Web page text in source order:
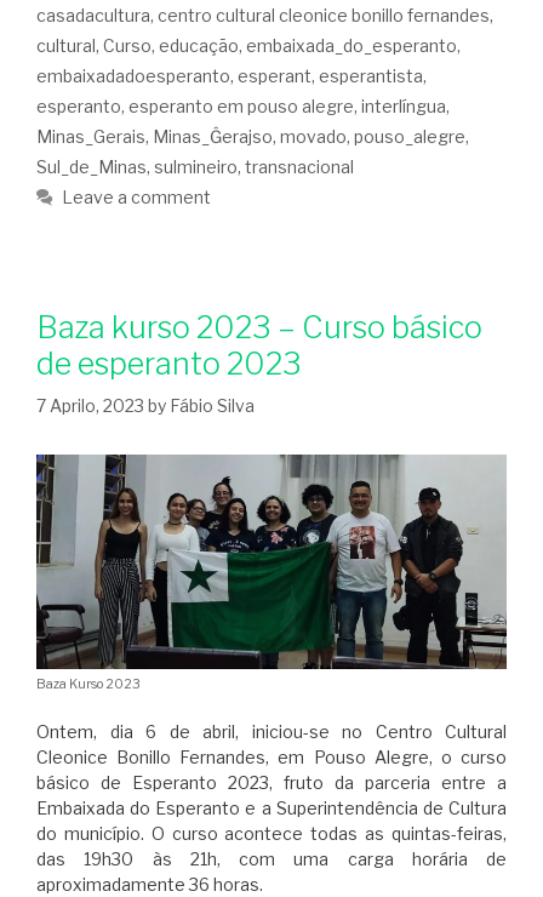
casadacultura, centro cultural cleonice bonillo fernandes,
cultural, Curso, educação, embaixada_do_esperanto,
embaixadadoesperanto, esperant, esperantista,
esperanto, esperanto em pouso alegre, interlíngua,
Minas_Gerais, Minas_Ĝerajso, movado, pouso_alegre,
Sul_de_Minas, sulmineiro, transnacional
Leave a comment
Baza kurso 2023 – Curso básico
de esperanto 2023
7 Aprilo, 2023 by Fábio Silva
Baza Kurso 2023
Ontem, dia 6 de abril, iniciou-se no Centro Cultural
Cleonice Bonillo Fernandes, em Pouso Alegre, o curso
básico de Esperanto 2023, fruto da parceria entre a
Embaixada do Esperanto e a Superintendência de Cultura
do município. O curso acontece todas as quintas-feiras,
das 19h30 às 21h, com uma carga horária de
aproximadamente 36 horas.